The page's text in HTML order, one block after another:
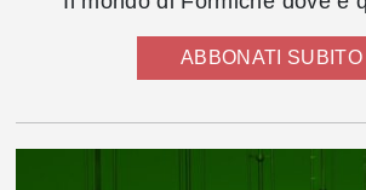
ABBONATI SUBITO